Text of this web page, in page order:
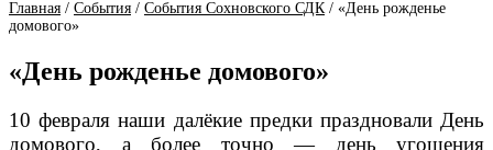
Главная / События / События Сохновского СДК / «День рожденье
домового»
«День рожденье домового»
10 февраля наши далёкие предки праздновали День
домового, а более точно — день угощения